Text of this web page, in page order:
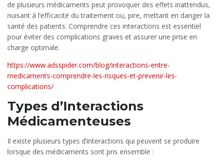
de plusieurs médicaments peut provoquer des effets inattendus,
nuisant à l’efficacité du traitement ou, pire, mettant en danger la
santé des patients. Comprendre ces interactions est essentiel
pour éviter des complications graves et assurer une prise en
charge optimale.
https://www.adsspider.com/blog/interactions-entre-
medicaments-comprendre-les-risques-et-prevenir-les-
complications/
Types d’Interactions
Médicamenteuses
Il existe plusieurs types d’interactions qui peuvent se produire
lorsque des médicaments sont pris ensemble :